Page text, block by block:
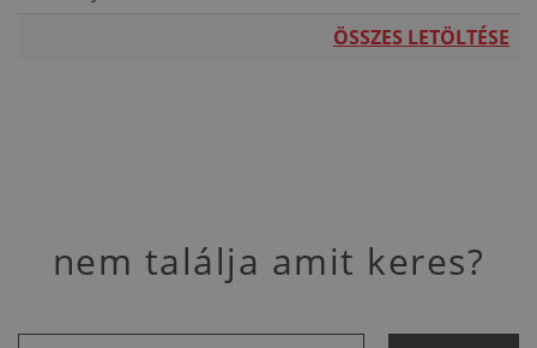
ÖSSZES LETÖLTÉSE
nem találja amit keres?